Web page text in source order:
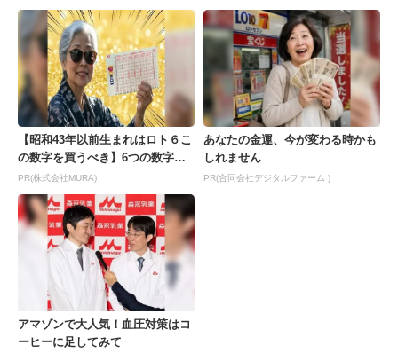
【昭和43年以前生まれはロト６こ
の数字を買うべき】6つの数字が
「完全一致」する方...
PR(株式会社MURA)
あなたの金運、今が変わる時かも
しれません
PR(合同会社デジタルファーム )
アマゾンで大人気！血圧対策はコ
ーヒーに足してみて